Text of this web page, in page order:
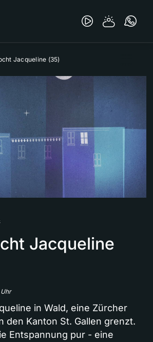
Jacqueline (35)
Jacqueline
in Wald, eine Zürcher
den Kanton St. Gallen grenzt.
Entspannung pur - eine